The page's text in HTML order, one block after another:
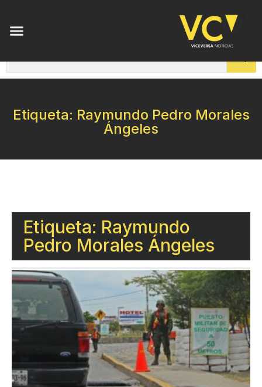
Etiqueta: Raymundo Pedro Morales
Ángeles
Etiqueta: Raymundo
Pedro Morales Ángeles